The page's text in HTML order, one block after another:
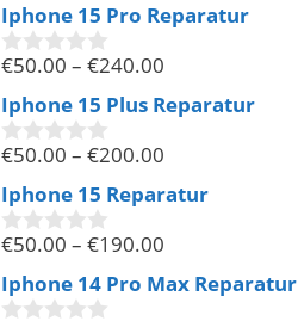
o
n
5
Iphone 15 Pro Reparatur
0
o
n
5
€50.00 – €240.00
Iphone 15 Plus Reparatur
0
o
n
5
€50.00 – €200.00
Iphone 15 Reparatur
0
o
n
€50.00 – €190.00
Iphone 14 Pro Max Reparatur